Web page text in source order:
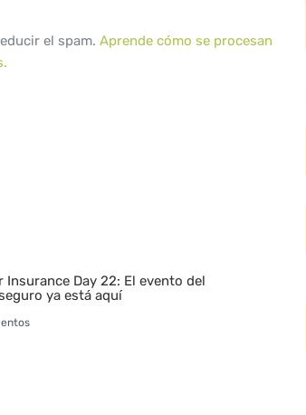
el spam.Aprende cómo se procesan
Insurance Day 22: El evento del
ya está aquí